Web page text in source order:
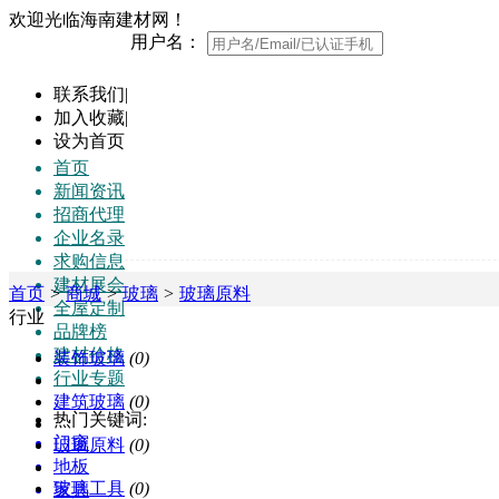
欢迎光临海南建材网！
用户名：
联系我们|
加入收藏|
设为首页
首页
新闻资讯
招商代理
企业名录
求购信息
建材展会
全屋定制
品牌榜
建材价格
行业专题
热门关键词:
门窗
地板
家具
首页 > 商城 > 玻璃 > 玻璃原料
行业
装饰玻璃 (0)
建筑玻璃 (0)
玻璃原料 (0)
玻璃工具 (0)